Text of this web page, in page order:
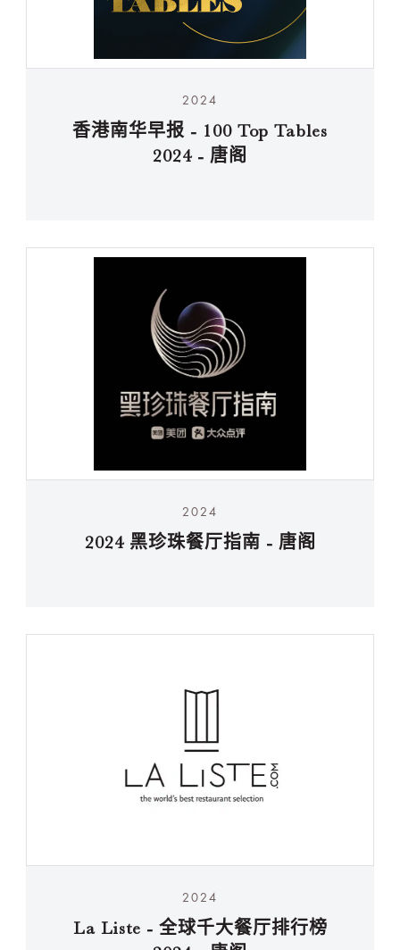
2024
香港南华早报 - 100 Top Tables
2024 - 唐阁
2024
2024 黑珍珠餐厅指南 - 唐阁
2024
La Liste - 全球千大餐厅排行榜